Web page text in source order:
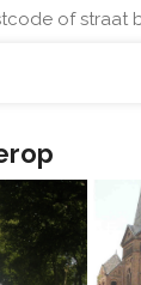
of straat